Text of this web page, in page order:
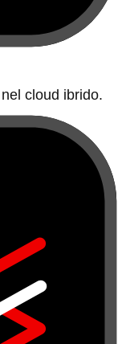
cloud ibrido.